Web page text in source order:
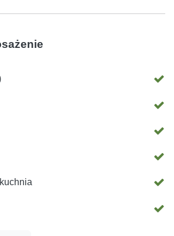
również własne bezpłatne
Villa Ivana znajduje się zaledwie 5
i sklepów oraz 8 minut od